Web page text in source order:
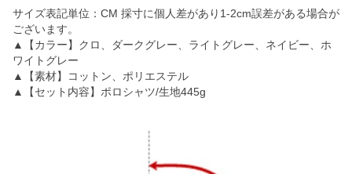
サイズ表記単位：CM 採寸に個人差があり1-2cm誤差がある場合が
ございます。
▲【カラー】クロ、ダークグレー、ライトグレー、ネイビー、ホ
ワイトグレー
▲【素材】コットン、ポリエステル